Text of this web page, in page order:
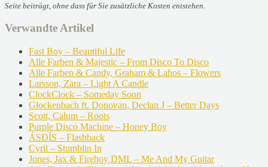
Seite beiträgt, ohne dass für Sie zusätzliche Kosten entstehen.
Verwandte Artikel
Fast Boy – Beautiful Life
Alle Farben & Majestic – From Disco To Disco
Alle Farben & Candy, Graham & Lahos – Flowers
Larsson, Zara – Light A Candle
ClockClock – Someday Soon
Glockenbach ft. Donovan, Declan J – Better Days
Scott, Calum – Roots
Purple Disco Machine – Honey Boy
ÁSDÍS – Flashback
Cyril – Stumblin In
Jones, Jax & Fireboy DML – Me And My Guitar